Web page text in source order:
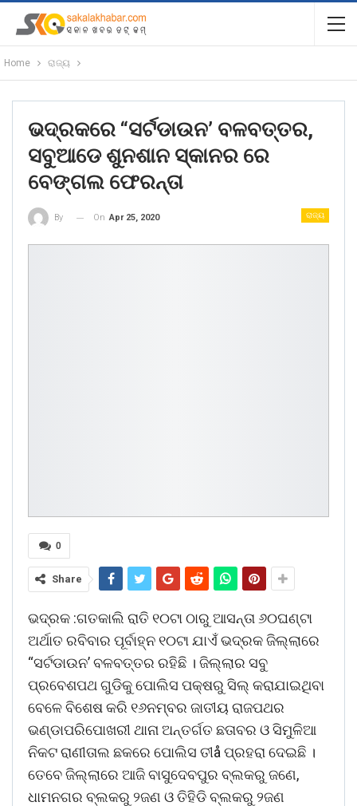
Home ରାଜ୍ୟ
ଭଦ୍ରକରେ “ସର୍ଟଡାଉନ’ ବଳବତ୍ତର,
ସବୁଆଡେ ଶୁନଶାନ ସ୍କାନର ରେ
ବେଙ୍ଗଲ ଫେରନ୍ତା
ରାଜ୍ୟ
By On Apr 25, 2020
0
Share
ଭଦ୍ରକ :ଗତକାଲି ରାତି ୧୦ଟା ଠାରୁ ଆସନ୍ତା ୬୦ଘଣ୍ଟା
ଅର୍ଥାତ ରବିବାର ପୂର୍ବାହ୍ନ ୧୦ଟା ଯାଏଁ ଭଦ୍ରକ ଜିଲ୍ଲାରେ
“ସର୍ଟଡାଉନ’ ବଳବତ୍ତର ରହିଛି । ଜିଲ୍ଲାର ସବୁ
ପ୍ରବେଶପଥ ଗୁଡିକୁ ପୋଲିସ ପକ୍ଷରୁ ସିଲ୍‍ କରାଯାଇଥିବା
ବେଳେ ବିଶେଷ କରି ୧୬ନମ୍ବର ଜାତୀୟ ରାଜପଥର
ଭଣ୍ଡାପରିପୋଖରୀ ଥାନା ଅନ୍ତର୍ଗତ ଛତାବର ଓ ସିମୁଳିଆ
ନିକଟ ରାଣୀତାଲ ଛକରେ ପୋଲିସ ତୀå ପ୍ରହରା ଦେଇଛି ।
ତେବେ ଜିଲ୍ଲାରେ ଆଜି ବାସୁଦେବପୁର ବ୍ଲକରୁ ଜଣେ,
ଧାମନଗର ବ୍ଲକରୁ ୨ଜଣ ଓ ତିହିଡି ବ୍ଲକରୁ ୨ଜଣ